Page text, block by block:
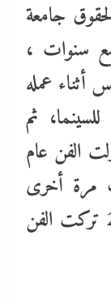
الحقوق جامعة
سنوات ،
أثناء عمله
ثم
الفن عام
مرة أخرى
للفن بعد الطلاق ، وفي عام 2011 تركت الفن